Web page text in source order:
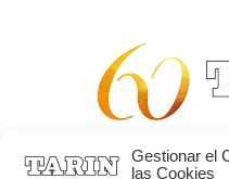
Gestionar el
las Cookies
Alta